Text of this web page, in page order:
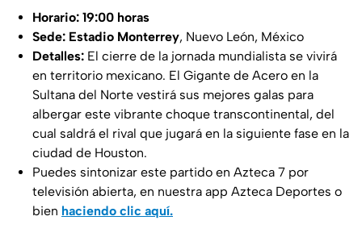
Horario: 19:00 horas
Sede: Estadio Monterrey, Nuevo León, México
Detalles: El cierre de la jornada mundialista se vivirá
en territorio mexicano. El Gigante de Acero en la
Sultana del Norte vestirá sus mejores galas para
albergar este vibrante choque transcontinental, del
cual saldrá el rival que jugará en la siguiente fase en la
ciudad de Houston.
Puedes sintonizar este partido en Azteca 7 por
televisión abierta, en nuestra app Azteca Deportes o
bien haciendo clic aquí.